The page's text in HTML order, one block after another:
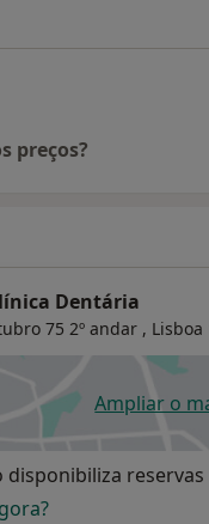
preços?
Dentária
75 2º andar , Lisboa
Ampliar oabre
disponibiliza